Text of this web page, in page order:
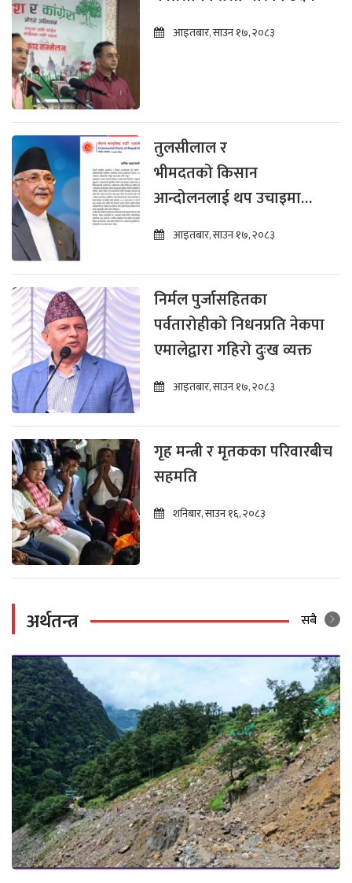
आइतबार, साउन १७, २०८३
तुलसीलाल र
भीमदतको किसान
आन्दोलनलाई थप उचाइमा
पुर्‍याउन अध्यक्ष ओलीको आग्रह
आइतबार, साउन १७, २०८३
निर्मल पुर्जासहितका
पर्वतारोहीको निधनप्रति नेकपा
एमालेद्वारा गहिरो दुःख व्यक्त
आइतबार, साउन १७, २०८३
गृह मन्त्री र मृतकका परिवारबीच
सहमति
शनिबार, साउन १६, २०८३
अर्थतन्त्र सबै